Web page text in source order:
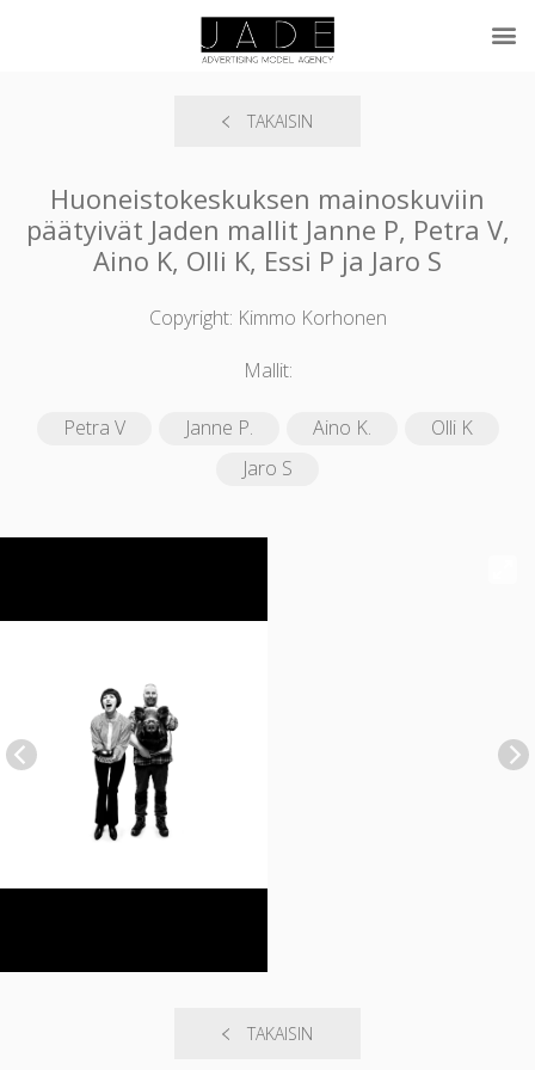
TAKAISIN
Huoneistokeskuksen mainoskuviin
päätyivät Jaden mallit Janne P, Petra V,
Aino K, Olli K, Essi P ja Jaro S
Copyright: Kimmo Korhonen
Mallit:
Petra V Janne P. Aino K.
Olli K
Jaro S
TAKAISIN